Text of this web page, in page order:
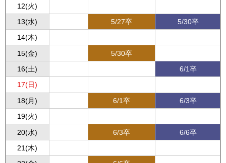
12(火)
13(水)
5/27卒
5/30卒
14(木)
15(金)
5/30卒
16(土)
6/1卒
17(日)
18(月)
6/1卒
6/3卒
19(火)
20(水)
6/3卒
6/6卒
21(木)